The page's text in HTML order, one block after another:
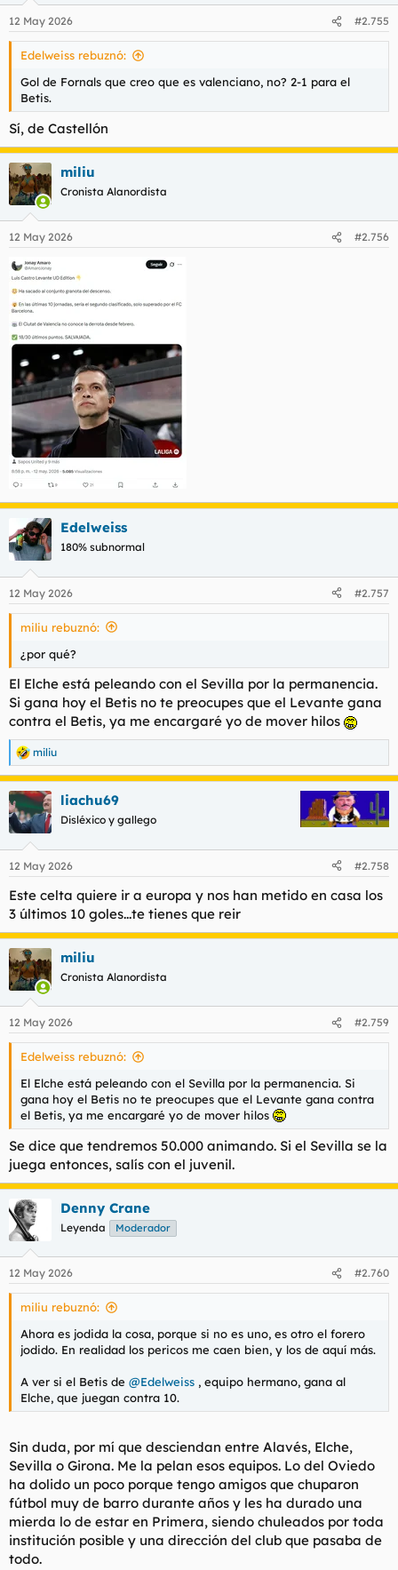
12 May 2026 #2.755
Edelweiss rebuznó:
Gol de Fornals que creo que es valenciano, no? 2-1 para el
Betis.
Sí, de Castellón
miliu
Cronista Alanordista
12 May 2026 #2.756
Edelweiss
180% subnormal
12 May 2026 #2.757
miliu rebuznó:
¿por qué?
El Elche está peleando con el Sevilla por la permanencia.
Si gana hoy el Betis no te preocupes que el Levante gana
contra el Betis, ya me encargaré yo de mover hilos
R
e
a
c
c
e
:
miliu
liachu69
Disléxico y gallego
12 May 2026 #2.758
Este celta quiere ir a europa y nos han metido en casa los
3 últimos 10 goles...te tienes que reir
miliu
Cronista Alanordista
12 May 2026 #2.759
Edelweiss rebuznó:
El Elche está peleando con el Sevilla por la permanencia. Si
gana hoy el Betis no te preocupes que el Levante gana contra
el Betis, ya me encargaré yo de mover hilos
Se dice que tendremos 50.000 animando. Si el Sevilla se la
juega entonces, salís con el juvenil.
Denny Crane
Leyenda Moderador
12 May 2026 #2.760
miliu rebuznó:
Ahora es jodida la cosa, porque si no es uno, es otro el forero
jodido. En realidad los pericos me caen bien, y los de aquí más.
A ver si el Betis de @Edelweiss , equipo hermano, gana al
Elche, que juegan contra 10.
Sin duda, por mí que desciendan entre Alavés, Elche,
Sevilla o Girona. Me la pelan esos equipos. Lo del Oviedo
ha dolido un poco porque tengo amigos que chuparon
fútbol muy de barro durante años y les ha durado una
mierda lo de estar en Primera, siendo chuleados por toda
institución posible y una dirección del club que pasaba de
todo.